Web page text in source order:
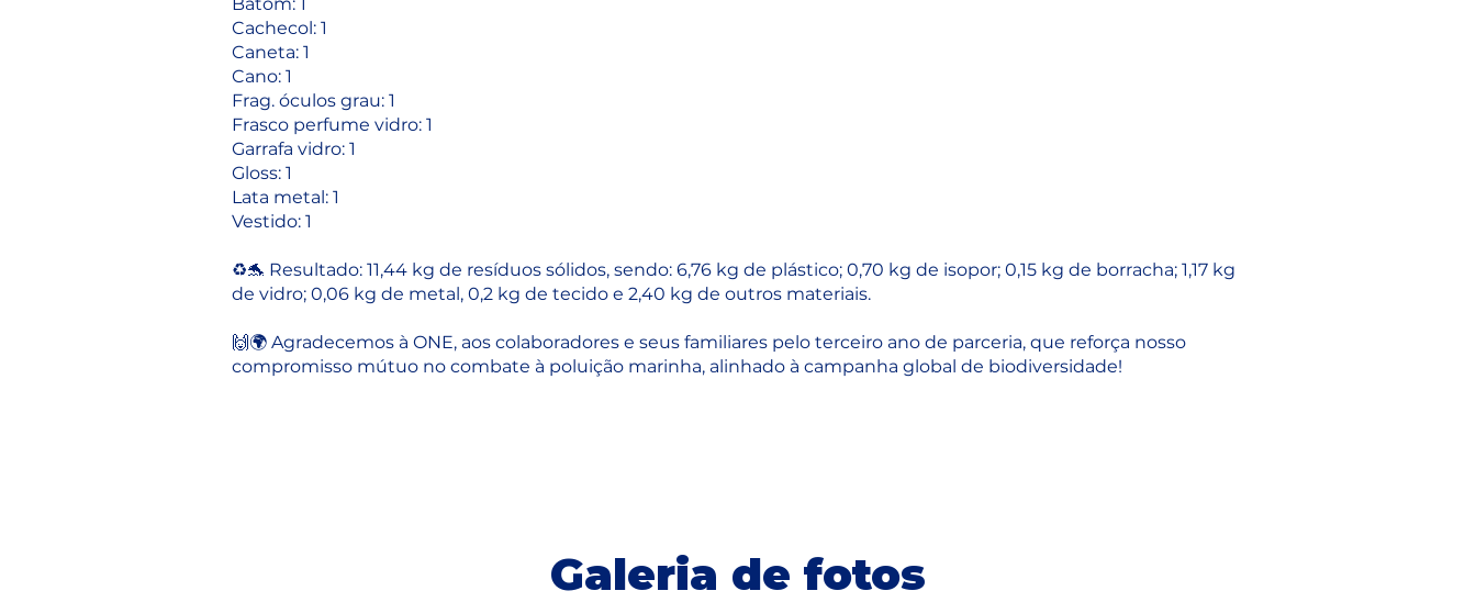
Cachecol: 1
Caneta: 1
Cano: 1
Frag. óculos grau: 1
Frasco perfume vidro: 1
Garrafa vidro: 1
Gloss: 1
Lata metal: 1
Vestido: 1
♻️🐬 Resultado: 11,44 kg de resíduos sólidos, sendo: 6,76 kg de plástico; 0,70 kg de isopor; 0,15 kg de borracha; 1,17 kg
de vidro; 0,06 kg de metal, 0,2 kg de tecido e 2,40 kg de outros materiais.
🙌🌍 Agradecemos à ONE, aos colaboradores e seus familiares pelo terceiro ano de parceria, que reforça nosso
compromisso mútuo no combate à poluição marinha, alinhado à campanha global de biodiversidade!
Galeria de fotos